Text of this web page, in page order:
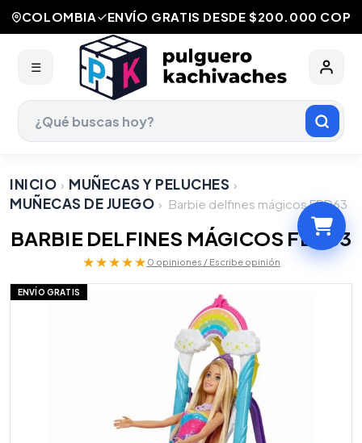
COLOMBIA ENVÍO GRATIS DESDE $200.000 COP
☰
INICIO › MUÑECAS Y PELUCHES ›
MUÑECAS DE JUEGO › Barbie delfines mágicos FBD63
BARBIE DELFINES MÁGICOS FBD63
★★★★★ 0 opiniones / Escribe opinión
ENVÍO GRATIS